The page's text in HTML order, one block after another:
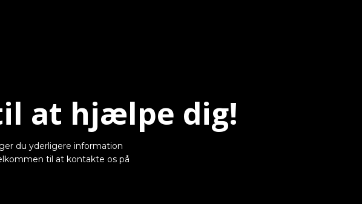
at hjælpe dig!​
du yderligere information
til at kontakte os på